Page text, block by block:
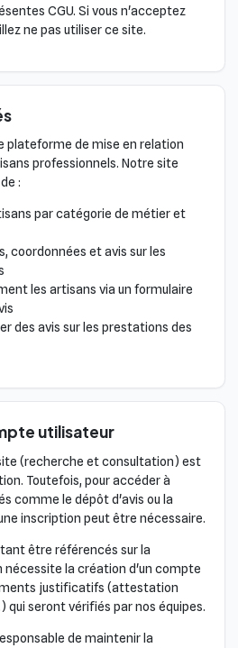
CGU. Si vous n'acceptez
ne pas utiliser ce site.
plateforme de mise en relation
professionnels. Notre site
:
par catégorie de métier et
coordonnées et avis sur les
les artisans via un formulaire
des avis sur les prestations des
utilisateur
(recherche et consultation) est
Toutefois, pour accéder à
comme le dépôt d'avis ou la
inscription peut être nécessaire.
être référencés sur la
la création d'un compte
justificatifs (attestation
qui seront vérifiés par nos équipes.
de maintenir la